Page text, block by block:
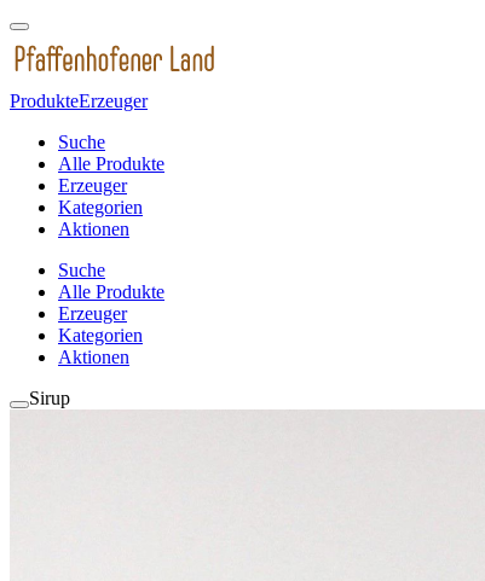
ProdukteErzeuger
Suche
Alle Produkte
Erzeuger
Kategorien
Aktionen
Suche
Alle Produkte
Erzeuger
Kategorien
Aktionen
Sirup